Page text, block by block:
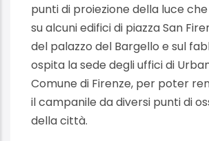
punti di proiezione della luce
su alcuni edifici di piazza San
del palazzo del Bargello e sul
ospita la sede degli uffici di
Comune di Firenze, per poter
il campanile da diversi punti di
della città.